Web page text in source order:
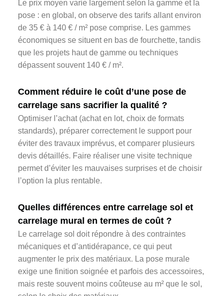
Le prix moyen varie largement selon la gamme et la
pose : en global, on observe des tarifs allant environ
de 35 € à 140 € / m² pose comprise. Les gammes
économiques se situent en bas de fourchette, tandis
que les projets haut de gamme ou techniques
dépassent souvent 140 € / m².
Comment réduire le coût d’une pose de
carrelage sans sacrifier la qualité ?
Optimiser l’achat (achat en lot, choix de formats
standards), préparer correctement le support pour
éviter des travaux imprévus, et comparer plusieurs
devis détaillés. Faire réaliser une visite technique
permet d’éviter les mauvaises surprises et de choisir
l’option la plus rentable.
Quelles différences entre carrelage sol et
carrelage mural en termes de coût ?
Le carrelage sol doit répondre à des contraintes
mécaniques et d’antidérapance, ce qui peut
augmenter le prix des matériaux. La pose murale
exige une finition soignée et parfois des accessoires,
mais reste souvent moins coûteuse au m² que le sol,